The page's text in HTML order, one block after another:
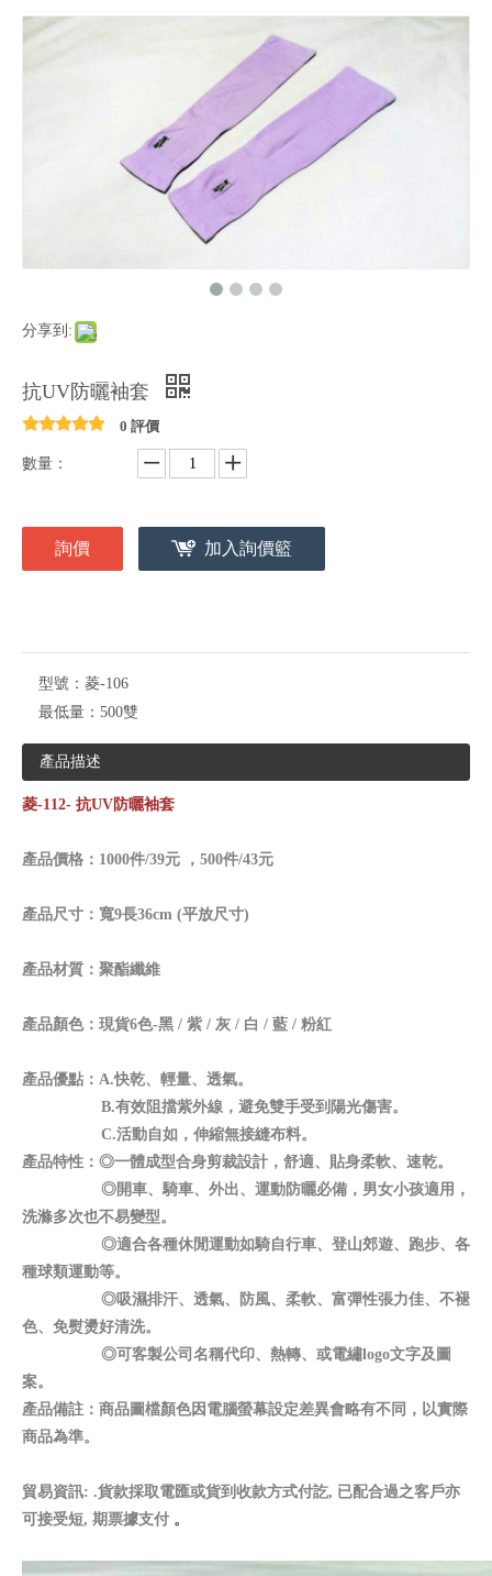
分享到:
抗UV防曬袖套
0 評價
數量：
詢價 加入詢價籃
型號： 菱-106
最低量： 500雙
產品描述
菱-112- 抗UV防曬袖套
產品價格：1000件/39元 ，500件/43元
產品尺寸：寬9長36cm (平放尺寸)
產品材質：聚酯纖維
產品顏色：現貨6色-黑 / 紫 / 灰 / 白 / 藍 / 粉紅
產品優點：A.快乾、輕量、透氣。
B.有效阻擋紫外線，避免雙手受到陽光傷害。
C.活動自如，伸縮無接縫布料。
產品特性：◎一體成型合身剪裁設計，舒適、貼身柔軟、速乾。
◎開車、騎車、外出、運動防曬必備，男女小孩適用，
洗滌多次也不易變型。
◎適合各種休閒運動如騎自行車、登山郊遊、跑步、各
種球類運動等。
◎吸濕排汗、透氣、防風、柔軟、富彈性張力佳、不褪
色、免熨燙好清洗。
◎可客製公司名稱代印、熱轉、或電繡logo文字及圖
案。
產品備註：商品圖檔顏色因電腦螢幕設定差異會略有不同，以實際
商品為準。
貿易資訊: .貨款採取電匯或貨到收款方式付訖, 已配合過之客戶亦
可接受短, 期票據支付 。